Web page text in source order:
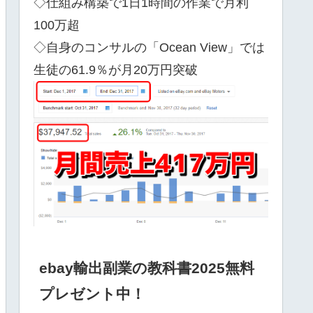
◇仕組み構築で1日1時間の作業で月利
100万超
◇自身のコンサルの「Ocean View」では
生徒の61.9％が月20万円突破
ebay輸出副業の教科書2025無料
プレゼント中！